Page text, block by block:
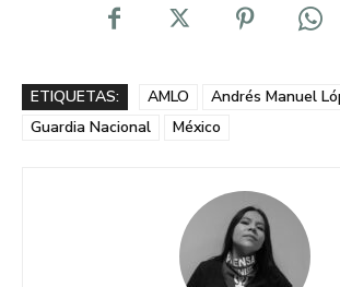
ETIQUETAS: AMLO
Andrés Manuel
Guardia Nacional
México